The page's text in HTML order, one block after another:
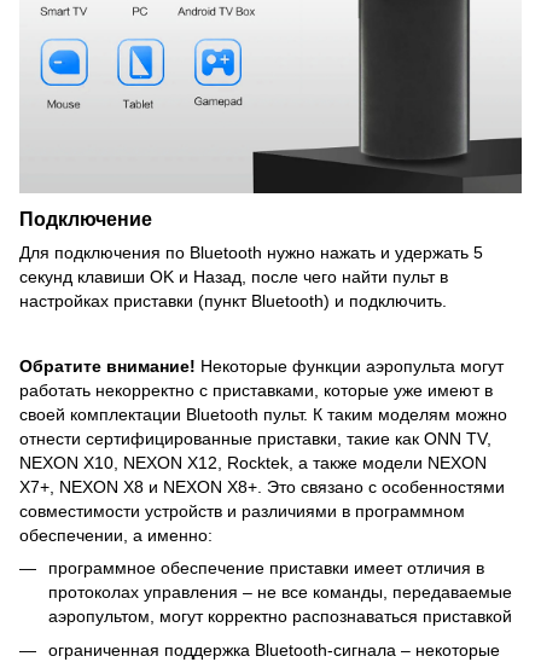
Подключение
Для подключения по Bluetooth нужно нажать и удержать 5
секунд клавиши OK и Назад, после чего найти пульт в
настройках приставки (пункт Bluetooth) и подключить.
Обратите внимание! Некоторые функции аэропульта могут
работать некорректно с приставками, которые уже имеют в
своей комплектации Bluetooth пульт. К таким моделям можно
отнести сертифицированные приставки, такие как ONN TV,
NEXON X10, NEXON X12, Rocktek, а также модели NEXON
X7+, NEXON X8 и NEXON X8+. Это связано с особенностями
совместимости устройств и различиями в программном
обеспечении, а именно:
программное обеспечение приставки имеет отличия в
протоколах управления – не все команды, передаваемые
аэропультом, могут корректно распознаваться приставкой
ограниченная поддержка Bluetooth-сигнала – некоторые